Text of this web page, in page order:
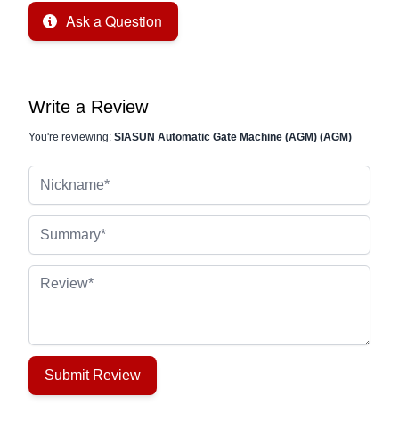
Ask a Question
Write a Review
You're reviewing: SIASUN Automatic Gate Machine (AGM) (AGM)
Review
Submit Review